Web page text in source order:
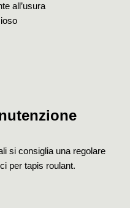
all’usura
si consiglia una regolare
per tapis roulant.